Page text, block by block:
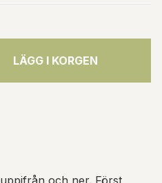
LÄGG I KORGEN
och ner. Först